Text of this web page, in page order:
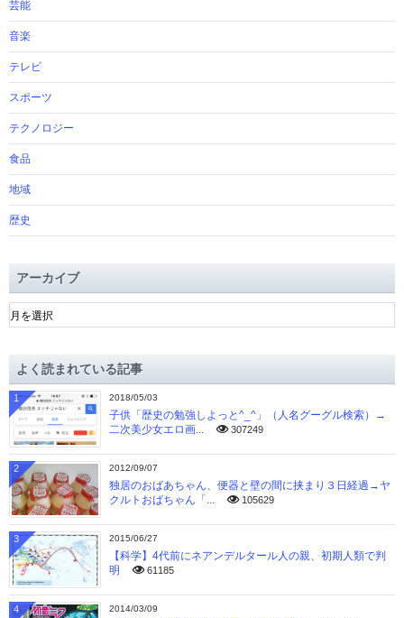
芸能
音楽
テレビ
スポーツ
テクノロジー
食品
地域
歴史
アーカイブ
ア
ー
ブよく読まれている記事
2018/05/03
子供「歴史の勉強しよっと^_^」（人名グーグル検索）→
二次美少女エロ画...
307249
1
2012/09/07
独居のおばあちゃん、便器と壁の間に挟まり３日経過→ヤ
クルトおばちゃん「...
105629
2
2015/06/27
【科学】4代前にネアンデルタール人の親、初期人類で判
明
61185
3
2014/03/09
4